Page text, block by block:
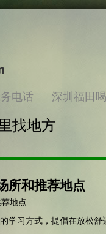
电话 深圳福田
找地方
所和推荐地点
学习方式，提倡在放松